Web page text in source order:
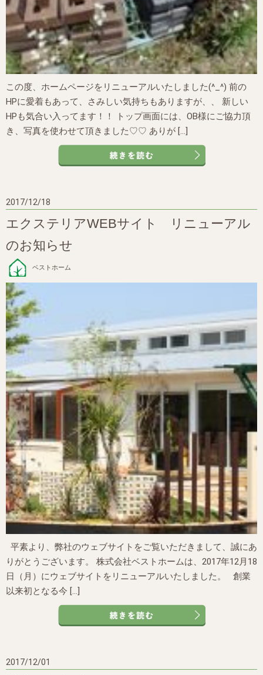
この度、ホームページをリニューアルいたしました(^_^) 前の
HPに愛着もあって、さみしい気持ちもありますが、、 新しい
HPも気合い入ってます！！ トップ画面には、OB様にご協力頂
き、写真を使わせて頂きました♡♡ ありが […]
2017/12/18
エクステリアWEBサイト リニューアル
のお知らせ
ベストホーム
平素より、弊社のウェブサイトをご覧いただきまして、誠にあ
りがとうございます。 株式会社ベストホームは、2017年12月18
日（月）にウェブサイトをリニューアルいたしました。 創業
以来初となる今 […]
2017/12/01